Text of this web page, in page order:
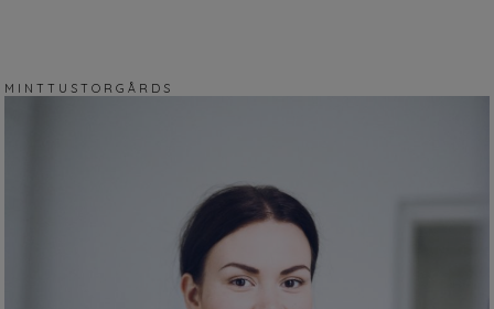
M I N T T U S T O R G Å R D S